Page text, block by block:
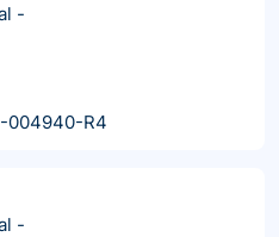
-
004940-R4
-